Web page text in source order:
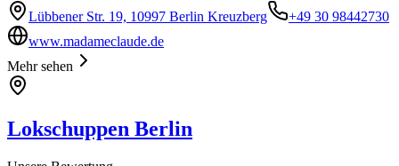
Lübbener Str. 19, 10997 Berlin Kreuzberg
+49 30 98442730
www.madameclaude.de
Mehr sehen
Lokschuppen Berlin